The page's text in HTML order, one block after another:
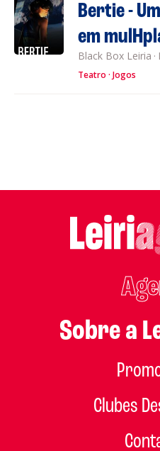
Bertie -
em
Black Box Leiria ·
Teatro Jogos
Sobre a
Clubes